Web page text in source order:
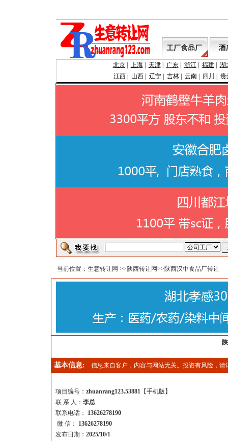
北京| 上海| 天津| 广东| 浙江| 福建| 湖
江西| 山西| 辽宁| 吉林| 云南| 四川 贵
当前位置： 生意转让网 >>陕西转让网>>陕西汉中食品厂转让
基本信息: 信息来自客户，内容与网站无关。投资有风险，请
项目编号： zhuanrang123.53881 【手机版 】
联 系 人： 李总
联系电话：
13626278190
微 信：
13626278190
发布日期： 2025/10/1